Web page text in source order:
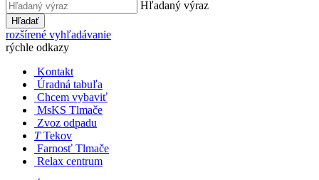
Hľadaný výraz
Hľadať
rozšírené vyhľadávanie
rýchle odkazy
Kontakt
Úradná tabuľa
Chcem vybaviť
MsKS Tlmače
Zvoz odpadu
T Tekov
Farnosť Tlmače
Relax centrum